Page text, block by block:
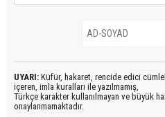
UYARI: Küfür, hakaret, rencide edici
içeren, imla kuralları ile yazılmamış,
Türkçe karakter kullanılmayan ve büyük
onaylanmamaktadır.